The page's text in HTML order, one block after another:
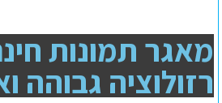
מאגר תמונות
רזולוציה גבוהה